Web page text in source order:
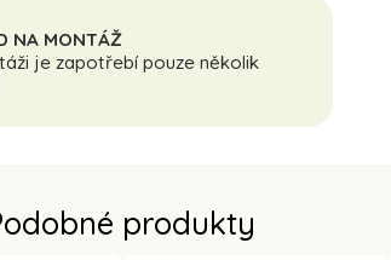
NA MONTÁŽ
je zapotřebí pouze několik
produkty